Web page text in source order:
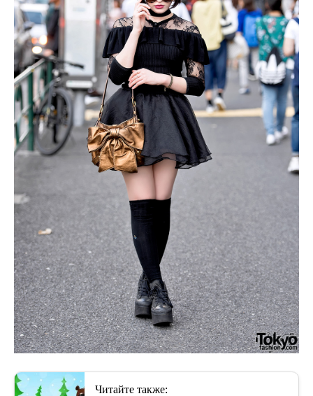
Читайте также: